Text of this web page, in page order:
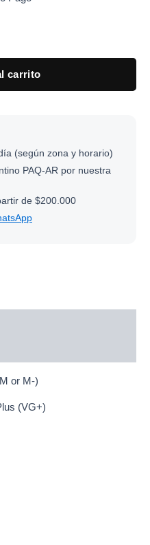
carrito
(según zona y horario)
PAQ-AR por nuestra
de $200.000
or M-)
(VG+)